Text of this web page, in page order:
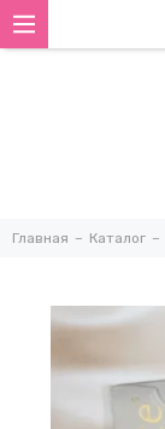
Главная Каталог